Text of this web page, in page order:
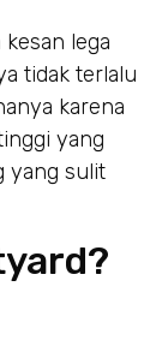
lega
tidak terlalu
karena
yang
yang sulit